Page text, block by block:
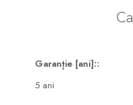
Garanție [ani]::
5 ani